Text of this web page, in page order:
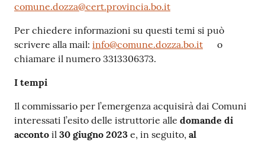
comune.dozza@cert.provincia.bo.it
Per chiedere informazioni su questi temi si può
scrivere alla mail: info@comune.dozza.bo.it
o
chiamare il numero 3313306373.
I tempi
Il commissario per l’emergenza acquisirà dai Comuni
interessati l’esito delle istruttorie alle domande di
acconto il 30 giugno 2023 e, in seguito, al